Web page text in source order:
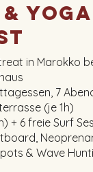
in Marokko
7
(je 1h)
+ 6 freie Surf
& Wave